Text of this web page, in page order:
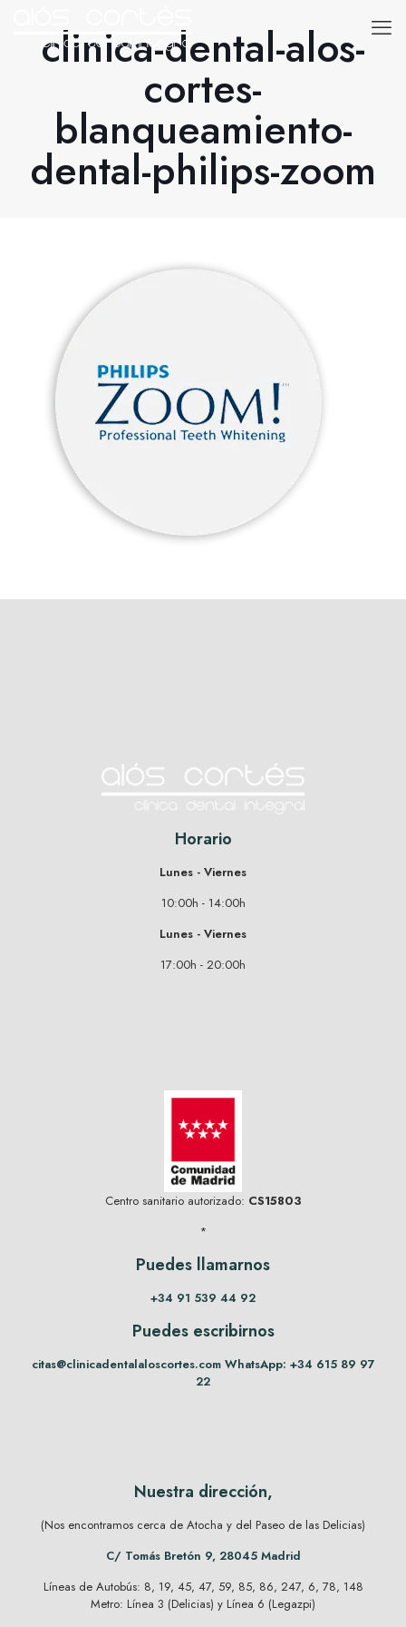
clinica-dental-alos-
cortes-
blanqueamiento-
dental-philips-zoom
Horario
Lunes - Viernes
10:00h - 14:00h
Lunes - Viernes
17:00h - 20:00h
Centro sanitario autorizado: CS15803
*
Puedes llamarnos
+34 91 539 44 92
Puedes escribirnos
citas@clinicadentalaloscortes.comWhatsApp: +34 615 89 97
22
Nuestra dirección,
(Nos encontramos cerca de Atocha y del Paseo de las Delicias)
C/ Tomás Bretón 9, 28045 Madrid
Líneas de Autobús: 8, 19, 45, 47, 59, 85, 86, 247, 6, 78, 148
Metro: Línea 3 (Delicias) y Línea 6 (Legazpi)